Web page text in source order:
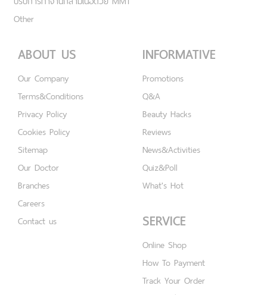
Other
ABOUT US
Our Company
Terms&Conditions
Privacy Policy
Cookies Policy
Sitemap
Our Doctor
Branches
Careers
Contact us
INFORMATIVE
Promotions
Q&A
Beauty Hacks
Reviews
News&Activities
Quiz&Poll
What's Hot
SERVICE
Online Shop
How To Payment
Track Your Order